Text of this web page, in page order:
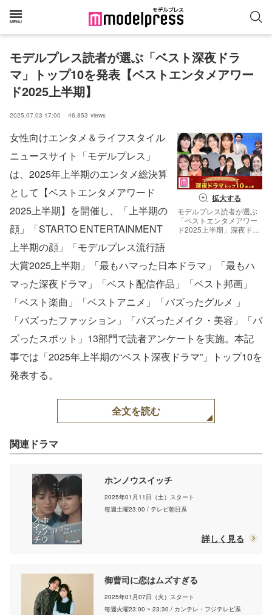
モデルプレス読者が選ぶ「ベスト深夜ドラ
マ」トップ10を発表【ベストエンタメアワー
ド2025上半期】
2025.07.03 17:00 46,853 views
拡大する
モデルプレス読者が選ぶ
「ベストエンタメアワー
ド2025上半期」深夜ドラ
子（下段）紺野彩夏、伊
勇輔、麻生久美子、塩野
デルプレス
女性向けエンタメ＆ライフスタイル
ニュースサイト「モデルプレス」
は、2025年上半期のエンタメ総決算
として【ベストエンタメアワード
2025上半期】を開催し、「上半期の
顔」「STARTO ENTERTAINMENT
上半期の顔」「モデルプレス流行語
大賞2025上半期」「最もハマった日本ドラマ」「最もハ
マった深夜ドラマ」「ベスト配信作品」「ベスト邦画」
「ベスト楽曲」「ベストアニメ」「バズったグルメ 」
「バズったファッション」「バズったメイク・美容」「バ
ズったスポット」13部門で読者アンケートを実施。本記
事では「2025年上半期の“ベスト深夜ドラマ”」トップ10を
発表する。
全文を読む
関連ドラマ
ホンノウスイッチ
2025年01月11日（土）スタート
毎週土曜23:00 / テレビ朝日系
詳しく見る
御曹司に恋はムズすぎる
2025年01月07日（火）スタート
毎週火曜23:00 ~ 23:30 / カンテレ・フジテレビ系